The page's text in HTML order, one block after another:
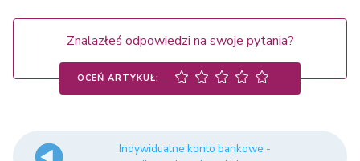
Znalazłeś odpowiedzi na swoje pytania?
OCEŃ ARTYKUŁ:
Indywidualne konto bankowe -